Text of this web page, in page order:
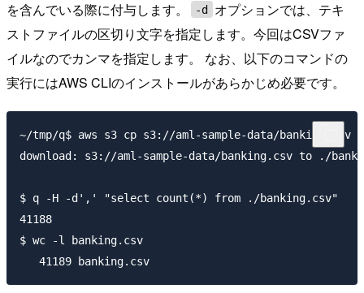
を含んでいる際に付与します。 -d オプションでは、テキ
ストファイルの区切り文字を指定します。今回はCSVファ
イルなのでカンマを指定します。 なお、以下のコマンドの
実行にはAWS CLIのインストールがあらかじめ必要です。
~/tmp/q$ aws s3 cp s3://aml-sample-data/banking.csv .
download: s3://aml-sample-data/banking.csv to ./
$ q -H -d',' "select count(*) from ./banking.csv"
41188
$ wc -l banking.csv